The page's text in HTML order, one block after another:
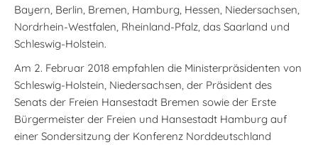
Bayern, Berlin, Bremen, Hamburg, Hessen, Niedersachsen,
Nordrhein-Westfalen, Rheinland-Pfalz, das Saarland und
Schleswig-Holstein.
Am 2. Februar 2018 empfahlen die Ministerpräsidenten von
Schleswig-Holstein, Niedersachsen, der Präsident des
Senats der Freien Hansestadt Bremen sowie der Erste
Bürgermeister der Freien und Hansestadt Hamburg auf
einer Sondersitzung der Konferenz Norddeutschland